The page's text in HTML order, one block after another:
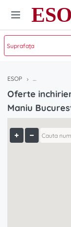
ESOP Oferte
Oferte
Maniu